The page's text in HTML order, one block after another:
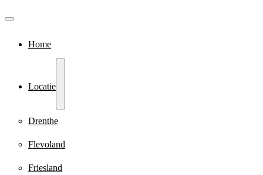
Home
Locatie
Drenthe
Flevoland
Friesland